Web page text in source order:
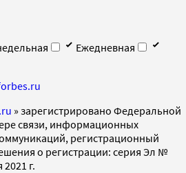
Ежедневная
» зарегистрировано Федеральной
связи, информационных
регистрационный
о регистрации: серия Эл №
г.